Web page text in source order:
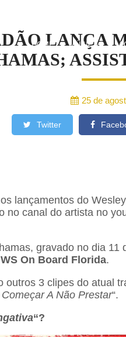
HOME MÚSICAS
LANÇA
25 de
Twitter
lançamentos do
no canal do artista no
gravado no dia 11
WS On Board Florida.
outros 3 clipes do atual
Começar A Não Prestar“.
“?